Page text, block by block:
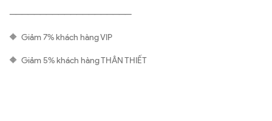
————————————————————
🔶 Giảm 7% khách hàng VIP
🔶 Giảm 5% khách hàng THÂN THIẾT